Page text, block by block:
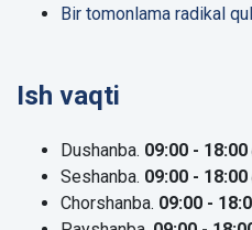
Bir tomonlama radikal
Ish vaqti
Dushanba. 09:00 - 18:00
Seshanba. 09:00 - 18:00
Chorshanba. 09:00 -